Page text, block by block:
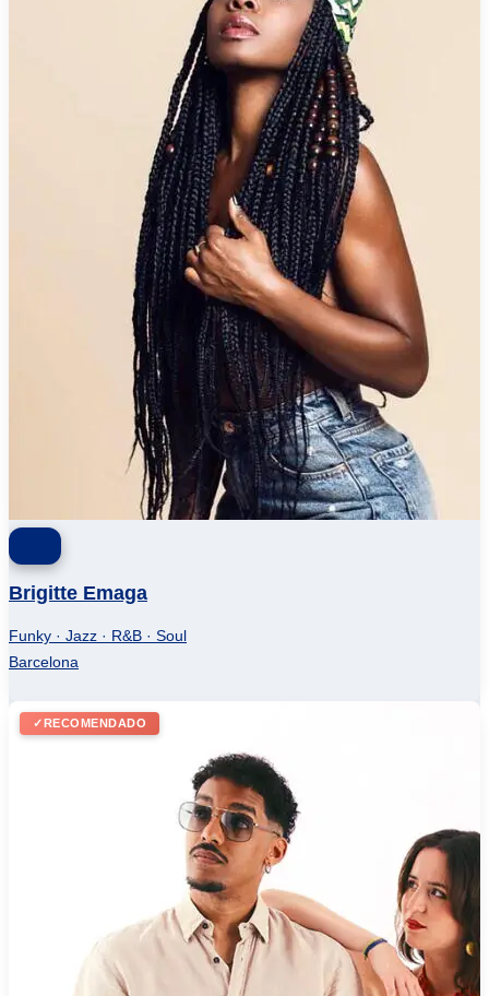
Brigitte Emaga
Funky · Jazz · R&B · Soul
Barcelona
✓RECOMENDADO